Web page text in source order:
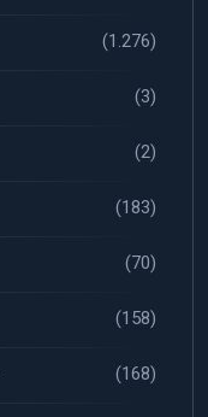
(1.276)
(3)
(2)
(183)
(70)
(158)
(168)